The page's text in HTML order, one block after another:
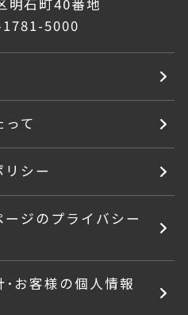
明石町40番地
5000
て
シー
ジのプライバシー
お客様の個人情報